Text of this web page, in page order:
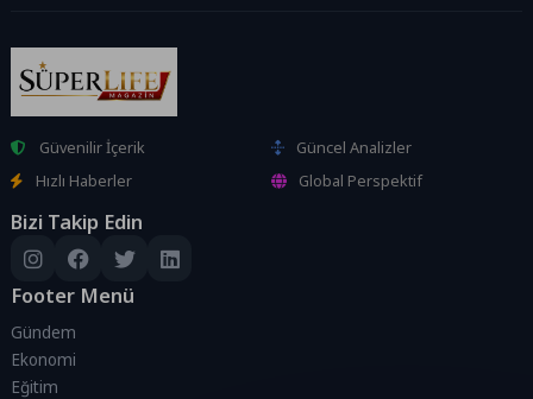
Güvenilir İçerik
Güncel Analizler
Hızlı Haberler
Global Perspektif
Bizi Takip Edin
Footer Menü
Gündem
Ekonomi
Eğitim